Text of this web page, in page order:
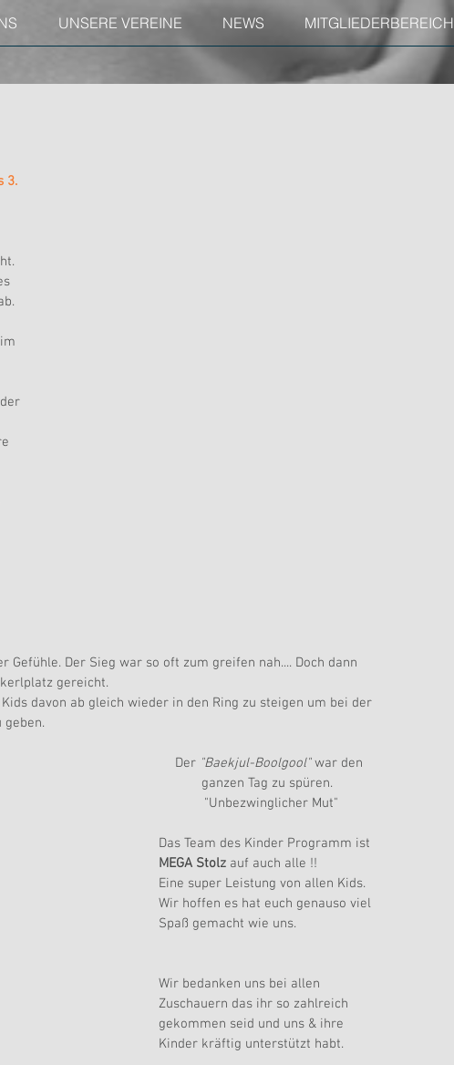
UNSERE VEREINE NEWS MITGLIEDERBEREICH
3.
Gefühle. Der Sieg war so oft zum greifen nah.... Doch dann
gereicht.
davon ab gleich wieder in den Ring zu steigen um bei der
geben.
Der "Baekjul-Boolgool" war den
ganzen Tag zu spüren.
"Unbezwinglicher Mut"
Das Team des Kinder Programm ist
MEGA Stolz auf auch alle !!
Eine super Leistung von allen Kids.
Wir hoffen es hat euch genauso viel
Spaß gemacht wie uns.
Wir bedanken uns bei allen
Zuschauern das ihr so zahlreich
gekommen seid und uns & ihre
Kinder kräftig unterstützt habt.